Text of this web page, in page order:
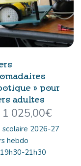
» pour
adultes
1 025,00€
scolaire 2026-27
hebdo
21h30